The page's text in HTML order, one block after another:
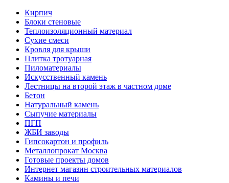
Кирпич
Блоки стеновые
Теплоизоляционный материал
Сухие смеси
Кровля для крыши
Плитка тротуарная
Пиломатериалы
Искусственный камень
Лестницы на второй этаж в частном доме
Бетон
Натуральный камень
Сыпучие материалы
ПГП
ЖБИ заводы
Гипсокартон и профиль
Металлопрокат Москва
Готовые проекты домов
Интернет магазин строительных материалов
Камины и печи